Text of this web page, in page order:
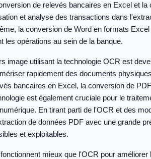
de relevés bancaires en Excel et la
et analyse des transactions dans
la conversion de Word en formats
les opérations au sein de la banque.
image utilisant la technologie OCR est
rapidement des documents
bancaires en Excel, la conversion de
est également cruciale pour le
En tirant parti de l'OCR et des
de données PDF avec une grande
et exploitables.
mieux que l'OCR pour améliorer